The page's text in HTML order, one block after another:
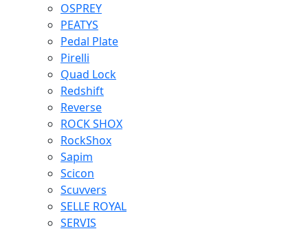
OSPREY
PEATYS
Pedal Plate
Pirelli
Quad Lock
Redshift
Reverse
ROCK SHOX
RockShox
Sapim
Scicon
Scuvvers
SELLE ROYAL
SERVIS